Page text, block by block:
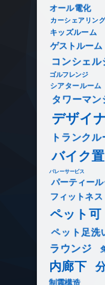
オール電化
カーシェアリング
キッズルーム
ゲストルーム
コンシェル
ゴルフレンジ
シアタールーム
タワーマン
デザイ
トランクル
バイク
バレーサービス
パーティー
フィットネス
ペット可
ペット足洗
ラウンジ
内廊下
制震構造